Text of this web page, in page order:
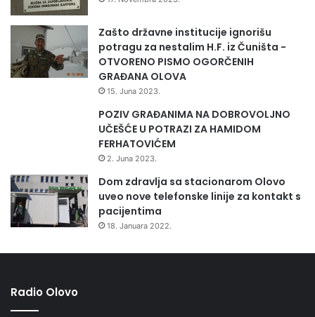
Zašto državne institucije ignorišu
potragu za nestalim H.F. iz Čuništa -
OTVORENO PISMO OGORČENIH
GRAĐANA OLOVA
15. Juna 2023.
POZIV GRAĐANIMA NA DOBROVOLJNO
UČEŠĆE U POTRAZI ZA HAMIDOM
FERHATOVIĆEM
2. Juna 2023.
Dom zdravlja sa stacionarom Olovo
uveo nove telefonske linije za kontakt s
pacijentima
18. Januara 2022.
Radio Olovo